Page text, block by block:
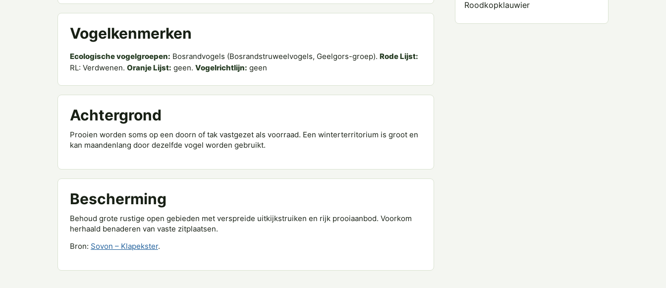
Vogelkenmerken
Ecologische vogelgroepen: Bosrandvogels (Bosrandstruweelvogels, Geelgors-groep). Rode Lijst:
RL: Verdwenen. Oranje Lijst: geen. Vogelrichtlijn: geen
Achtergrond
Prooien worden soms op een doorn of tak vastgezet als voorraad. Een winterterritorium is groot en
kan maandenlang door dezelfde vogel worden gebruikt.
Bescherming
Behoud grote rustige open gebieden met verspreide uitkijkstruiken en rijk prooiaanbod. Voorkom
herhaald benaderen van vaste zitplaatsen.
Bron: Sovon – Klapekster.
Roodkopklauwier